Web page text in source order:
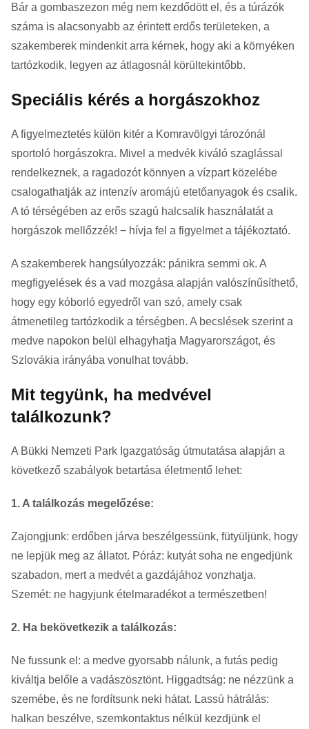
Bár a gombaszezon még nem kezdődött el, és a túrázók
száma is alacsonyabb az érintett erdős területeken, a
szakemberek mindenkit arra kérnek, hogy aki a környéken
tartózkodik, legyen az átlagosnál körültekintőbb.
Speciális kérés a horgászokhoz
A figyelmeztetés külön kitér a Komravölgyi tározónál
sportoló horgászokra. Mivel a medvék kiváló szaglással
rendelkeznek, a ragadozót könnyen a vízpart közelébe
csalogathatják az intenzív aromájú etetőanyagok és csalik.
A tó térségében az erős szagú halcsalik használatát a
horgászok mellőzzék! − hívja fel a figyelmet a tájékoztató.
A szakemberek hangsúlyozzák: pánikra semmi ok. A
megfigyelések és a vad mozgása alapján valószínűsíthető,
hogy egy kóborló egyedről van szó, amely csak
átmenetileg tartózkodik a térségben. A becslések szerint a
medve napokon belül elhagyhatja Magyarországot, és
Szlovákia irányába vonulhat tovább.
Mit tegyünk, ha medvével
találkozunk?
A Bükki Nemzeti Park Igazgatóság útmutatása alapján a
következő szabályok betartása életmentő lehet:
1. A találkozás megelőzése:
Zajongjunk: erdőben járva beszélgessünk, fütyüljünk, hogy
ne lepjük meg az állatot. Póráz: kutyát soha ne engedjünk
szabadon, mert a medvét a gazdájához vonzhatja.
Szemét: ne hagyjunk ételmaradékot a természetben!
2. Ha bekövetkezik a találkozás:
Ne fussunk el: a medve gyorsabb nálunk, a futás pedig
kiváltja belőle a vadászösztönt. Higgadtság: ne nézzünk a
szemébe, és ne fordítsunk neki hátat. Lassú hátrálás:
halkan beszélve, szemkontaktus nélkül kezdjünk el